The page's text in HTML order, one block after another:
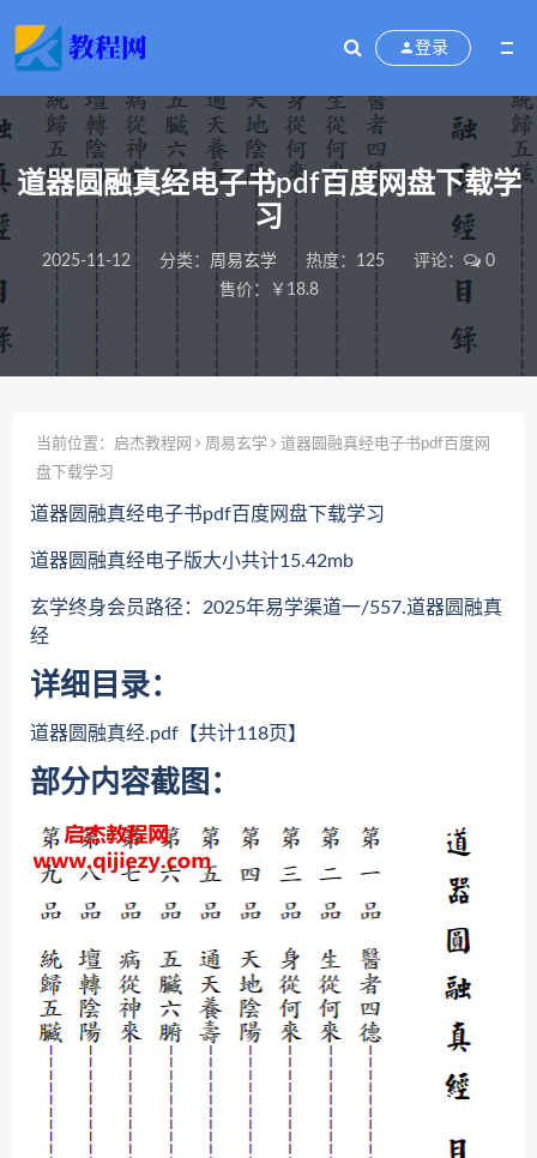
登录
道器圆融真经电子书pdf百度网盘下载学
习
2025-11-12 分类： 周易玄学 热度：125 评论：
0
售价：￥18.8
当前位置： 启杰教程网 周易玄学
道器圆融真经电子书pdf百度网
盘下载学习
道器圆融真经电子书pdf百度网盘下载学习
道器圆融真经电子版大小共计15.42mb
玄学终身会员路径：2025年易学渠道一/557.道器圆融真
经
详细目录：
道器圆融真经.pdf【共计118页】
部分内容截图：